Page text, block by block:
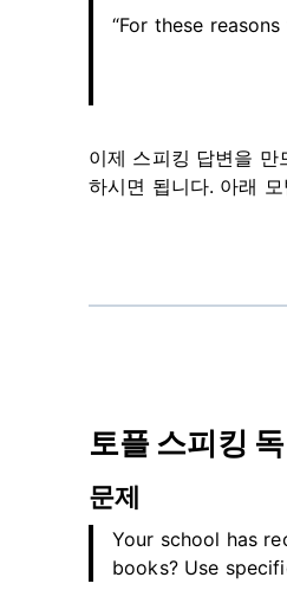
“For these
이제 스피킹 답변을 만
하시면 됩니다. 아래
토플 스피킹
문제
Your school has
books? Use